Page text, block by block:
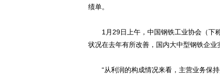
绩单。
1月29日上午，中国钢铁工业协会（下称
状况在去年有所改善，国内大中型钢铁企
“从利润的构成情况来看，主营业务保持